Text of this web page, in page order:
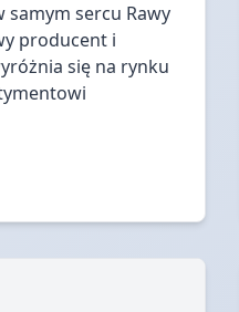
samym sercu Rawy
producent i
się na rynku